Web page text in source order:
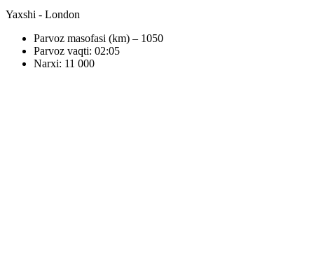
Yaxshi - London
Parvoz masofasi (km) – 1050
Parvoz vaqti: 02:05
Narxi: 11 000